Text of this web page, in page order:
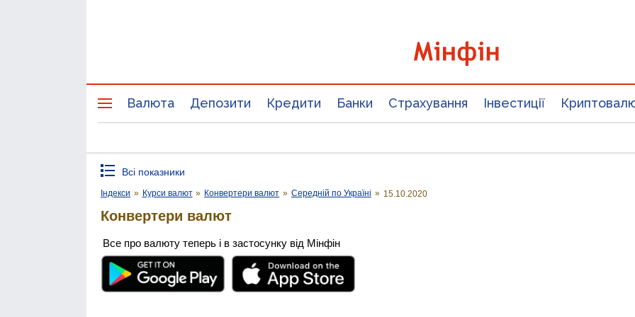
Валюта Депозити Кредити Банки Страхування Інвестиції
Всі показники
Індекси » Курси валют » Конвертери валют » Середній по Україні » 15.10.2020
Конвертери валют
Все про валюту теперь і в застосунку від Мінфін